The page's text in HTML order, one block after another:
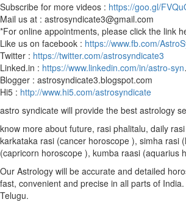
Subscribe for more videos : https://goo.gl/
Mail us at : astrosyndicate3@gmail.com
*For online appointments, please click the link
Like us on facebook : https://www.fb.com/
Twitter : https://twitter.com/astrosyndicate3
Linked.in : https://www.linkedin.com/in/astro-syn
Blogger : astrosyndicate3.blogspot.com
Hi5 : http://www.hi5.com/astrosyndicate
astro syndicate will provide the best astrology
know more about future, rasi phalitalu, daily
karkataka rasi (cancer horoscope ), simha rasi
(capricorn horoscope ), kumba raasi (aquarius
Our Astrology will be accurate and detailed
fast, convenient and precise in all parts of
Telugu.